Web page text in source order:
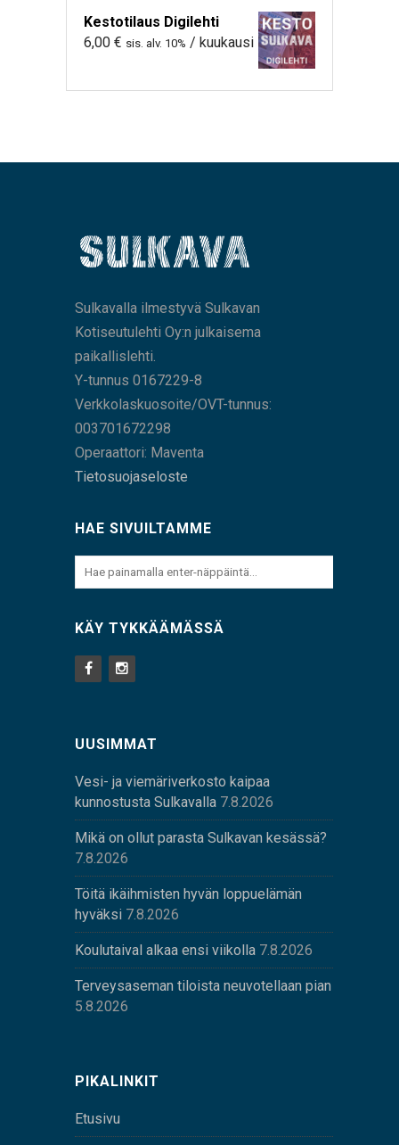
Kestotilaus Digilehti
6,00 € sis. alv. 10% / kuukausi
Sulkavalla ilmestyvä Sulkavan
Kotiseutulehti Oy:n julkaisema
paikallislehti.
Y-tunnus 0167229-8
Verkkolaskuosoite/OVT-tunnus:
003701672298
Operaattori: Maventa
Tietosuojaseloste
HAE SIVUILTAMME
KÄY TYKKÄÄMÄSSÄ
UUSIMMAT
Vesi- ja viemäriverkosto kaipaa
kunnostusta Sulkavalla 7.8.2026
Mikä on ollut parasta Sulkavan kesässä?
7.8.2026
Töitä ikäihmisten hyvän loppuelämän
hyväksi 7.8.2026
Koulutaival alkaa ensi viikolla 7.8.2026
Terveysaseman tiloista neuvotellaan pian
5.8.2026
PIKALINKIT
Etusivu